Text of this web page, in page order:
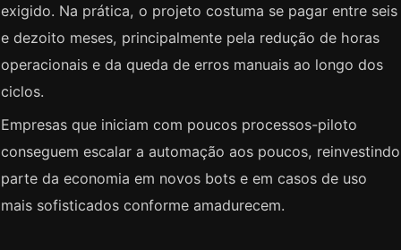
exigido. Na prática, o projeto costuma se pagar entre seis
e dezoito meses, principalmente pela redução de horas
operacionais e da queda de erros manuais ao longo dos
ciclos.
Empresas que iniciam com poucos processos-piloto
conseguem escalar a automação aos poucos, reinvestindo
parte da economia em novos bots e em casos de uso
mais sofisticados conforme amadurecem.